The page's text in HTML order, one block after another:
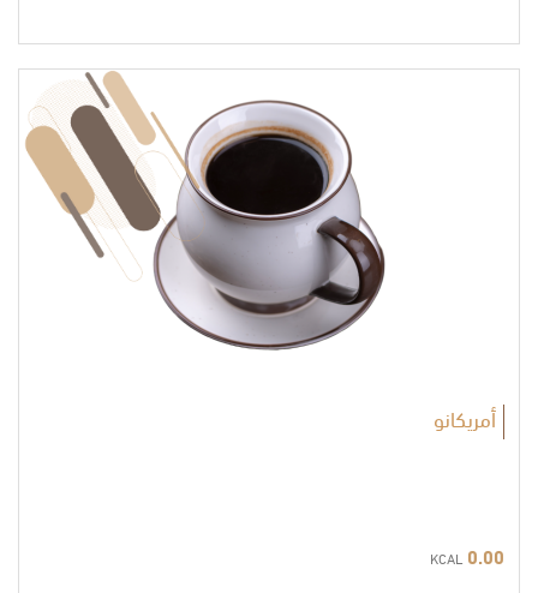
أمريكانو
0.00
KCAL